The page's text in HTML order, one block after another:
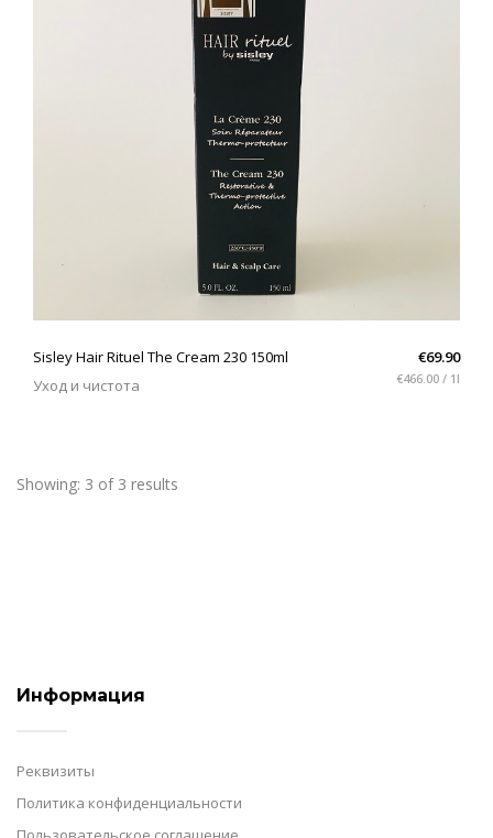
Sisley Hair Rituel The Cream 230 150ml
Уход и чистота
€69.90
€466.00 / 1l
Showing: 3 of 3 results
Информация
Реквизиты
Политика конфиденциальности